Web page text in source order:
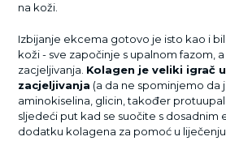
na koži.
Izbijanje ekcema gotovo je isto kao i
koži - sve započinje s upalnom fazom,
zacjeljivanja. Kolagen je veliki igrač
zacjeljivanja (a da ne spominjemo da
aminokiselina, glicin, također
sljedeći put kad se suočite s dosadnim
dodatku kolagena za pomoć u liječenju.